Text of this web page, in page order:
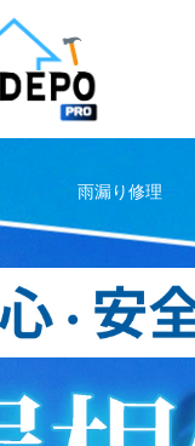
雨漏り修理